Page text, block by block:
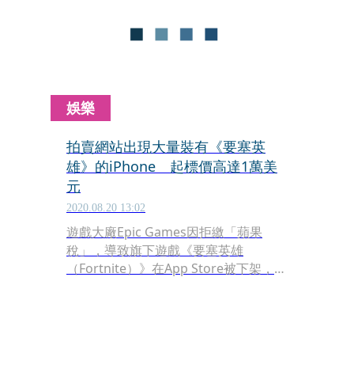
娛樂
拍賣網站出現大量裝有《要塞英
雄》的iPhone 起標價高達1萬美
元
2020.08.20 13:02
遊戲大廠Epic Games因拒繳「蘋果
稅」，導致旗下遊戲《要塞英雄
（Fortnite）》在App Store被下架，並